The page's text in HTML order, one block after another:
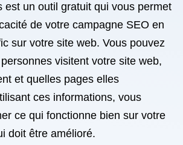
est un outil gratuit qui vous permet
de votre campagne SEO en
sur votre site web. Vous pouvez
visitent votre site web,
et quelles pages elles
ces informations, vous
ce qui fonctionne bien sur votre
doit être amélioré.